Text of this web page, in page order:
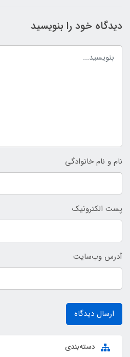
دیدگاه خود را بنویسید
نام و نام خانوادگی
پست الکترونیک
آدرس وب‌سایت
ارسال دیدگاه
دسته‌بندی